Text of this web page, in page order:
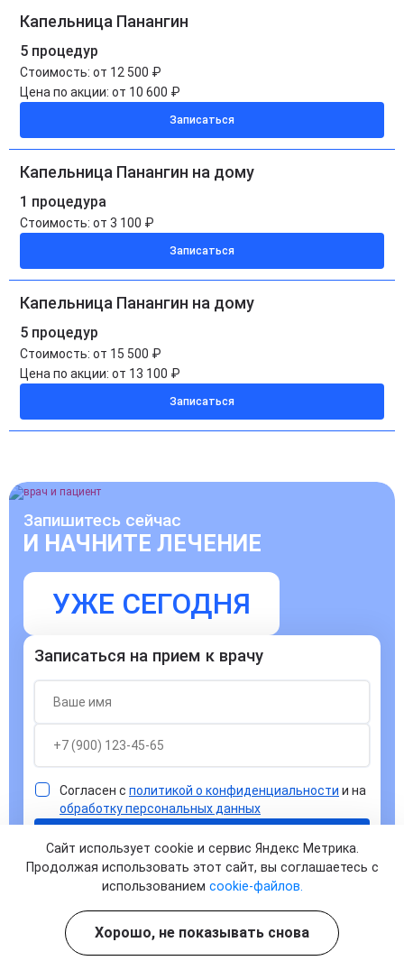
Капельница Панангин
5 процедур
Стоимость: от 12 500 ₽
Цена по акции: от 10 600 ₽
Записаться
Капельница Панангин на дому
1 процедура
Стоимость: от 3 100 ₽
Записаться
Капельница Панангин на дому
5 процедур
Стоимость: от 15 500 ₽
Цена по акции: от 13 100 ₽
Записаться
Запишитесь сейчас
И НАЧНИТЕ ЛЕЧЕНИЕ
УЖЕ СЕГОДНЯ
Записаться на прием к врачу
Согласен с политикой о конфиденциальности и на
обработку персональных данных
Сайт использует cookie и сервис Яндекс Метрика.
Продолжая использовать этот сайт, вы соглашаетесь с
использованием cookie-файлов.
Хорошо, не показывать снова